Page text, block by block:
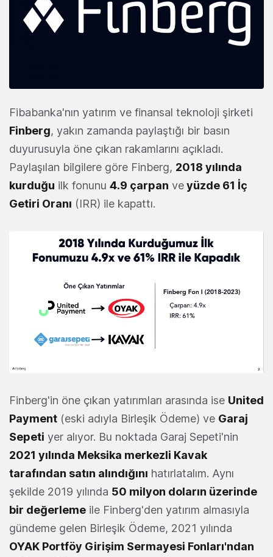
Fibabanka'nın yatırım ve finansal teknoloji şirketi
Finberg, yakın zamanda paylaştığı bir basın
duyurusuyla öne çıkan rakamlarını açıkladı.
Paylaşılan bilgilere göre Finberg, 2018 yılında
kurduğu ilk fonunu 4.9 çarpan veyüzde 61 İç
Getiri Oranı (IRR) ile kapattı.
Finberg'in öne çıkan yatırımları arasında ise United
Payment (eski adıyla Birleşik Ödeme) ve Garaj
Sepeti yer alıyor. Bu noktada Garaj Sepeti'nin
2021 yılında Meksika merkezli Kavak
tarafından satın alındığını hatırlatalım. Aynı
şekilde 2019 yılında 50 milyon doların üzerinde
bir değerleme ile Finberg'den yatırım almasıyla
gündeme gelen Birleşik Ödeme, 2021 yılında
OYAK Portföy Girişim Sermayesi Fonları'ndan